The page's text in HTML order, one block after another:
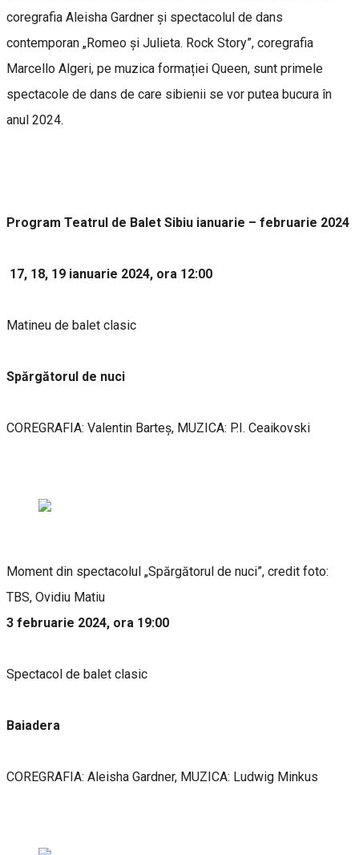
coregrafia Aleisha Gardner și spectacolul de dans
contemporan „Romeo și Julieta. Rock Story”, coregrafia
Marcello Algeri, pe muzica formației Queen, sunt primele
spectacole de dans de care sibienii se vor putea bucura în
anul 2024.
Program Teatrul de Balet Sibiu ianuarie – februarie 2024
17, 18, 19 ianuarie 2024, ora 12:00
Matineu de balet clasic
Spărgătorul de nuci
COREGRAFIA: Valentin Barteș, MUZICA: P.I. Ceaikovski
Moment din spectacolul „Spărgătorul de nuci”, credit foto:
TBS, Ovidiu Matiu
3 februarie 2024, ora 19:00
Spectacol de balet clasic
Baiadera
COREGRAFIA: Aleisha Gardner, MUZICA: Ludwig Minkus